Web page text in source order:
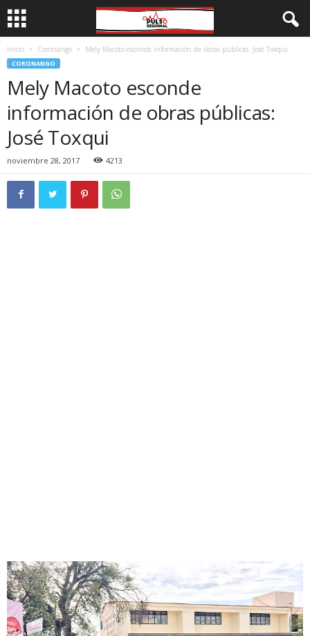
Inicio Coronango Mely Macoto esconde información de obras públicas: José Toxqui
CORONANGO
Mely Macoto esconde
información de obras públicas:
José Toxqui
noviembre 28, 2017 4213